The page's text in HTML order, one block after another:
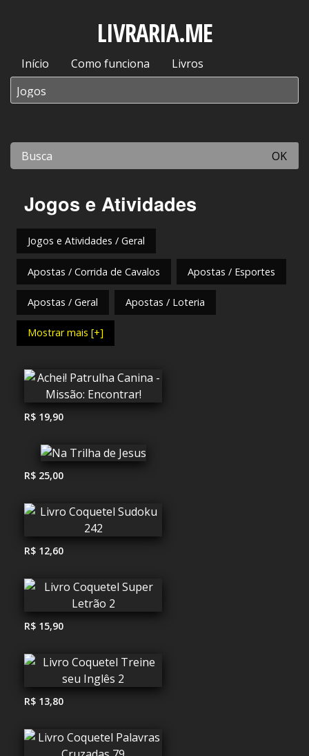
LIVRARIA.ME
Início Como funciona Livros
OK
Jogos e Atividades
Jogos e Atividades / Geral
Apostas / Corrida de Cavalos Apostas / Esportes
Apostas / Geral Apostas / Loteria
Mostrar mais [+]
R$ 19,90
R$ 25,00
R$ 12,60
R$ 15,90
R$ 13,80